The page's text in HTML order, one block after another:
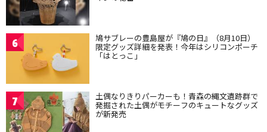
6 鳩サブレーの豊島屋が『鳩の日』（8月10日）
限定グッズ詳細を発表！今年はシリコンポーチ
「はとっこ」
7 土偶なりきりパーカーも！青森の縄文遺跡群で
発掘された土偶がモチーフのキュートなグッズ
が新発売